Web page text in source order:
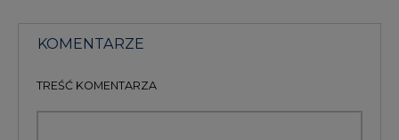
KOMENTARZE
TREŚĆ KOMENTARZA